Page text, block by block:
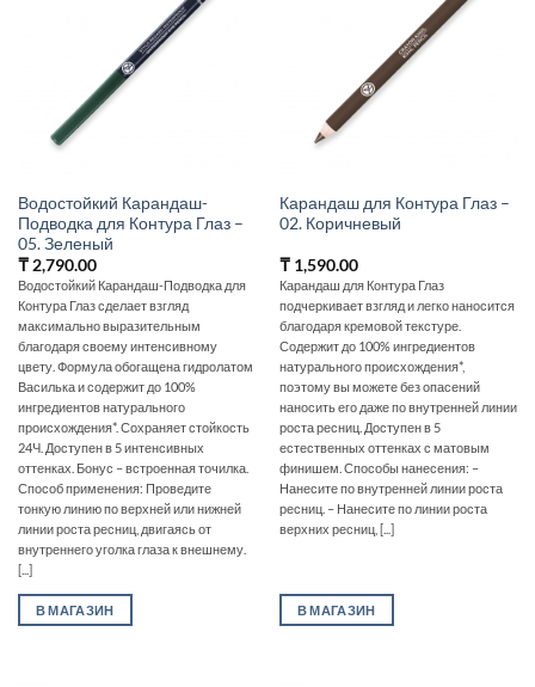
Водостойкий Карандаш-
Подводка для Контура Глаз –
05. Зеленый
₸2,790.00
Водостойкий Карандаш-Подводка для
Контура Глаз сделает взгляд
максимально выразительным
благодаря своему интенсивному
цвету. Формула обогащена гидролатом
Василька и содержит до 100%
ингредиентов натурального
происхождения*. Сохраняет стойкость
24Ч. Доступен в 5 интенсивных
оттенках. Бонус – встроенная точилка.
Способ применения: Проведите
тонкую линию по верхней или нижней
линии роста ресниц, двигаясь от
внутреннего уголка глаза к внешнему.
[...]
В МАГАЗИН
Карандаш для Контура Глаз –
02. Коричневый
₸1,590.00
Карандаш для Контура Глаз
подчеркивает взгляд и легко наносится
благодаря кремовой текстуре.
Содержит до 100% ингредиентов
натурального происхождения*,
поэтому вы можете без опасений
наносить его даже по внутренней линии
роста ресниц. Доступен в 5
естественных оттенках с матовым
финишем. Способы нанесения: –
Нанесите по внутренней линии роста
ресниц. – Нанесите по линии роста
верхних ресниц, [...]
В МАГАЗИН